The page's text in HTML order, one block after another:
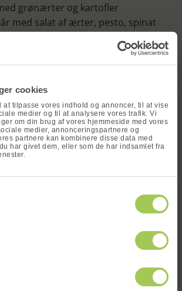
cookies
at tilpasse vores indhold og annoncer, til at vise
medier og til at analysere vores trafik. Vi
om din brug af vores hjemmeside med vores
medier, annonceringspartnere og
partnere kan kombinere disse data med
har givet dem, eller som de har indsamlet fra
grønærter og kartofler
med salat af ærter, pesto, spinat
ris og peanuts
stegte kartofler, remoulade,
og ideer til måltider til både
og børnefamilier.
man nem aftensmad uden
retter, der både er nemme,
Retter som stegt kyllingelår
indsats, men smager
på forhånd og vælg dine
Vind en
om at vinde en gratis
x